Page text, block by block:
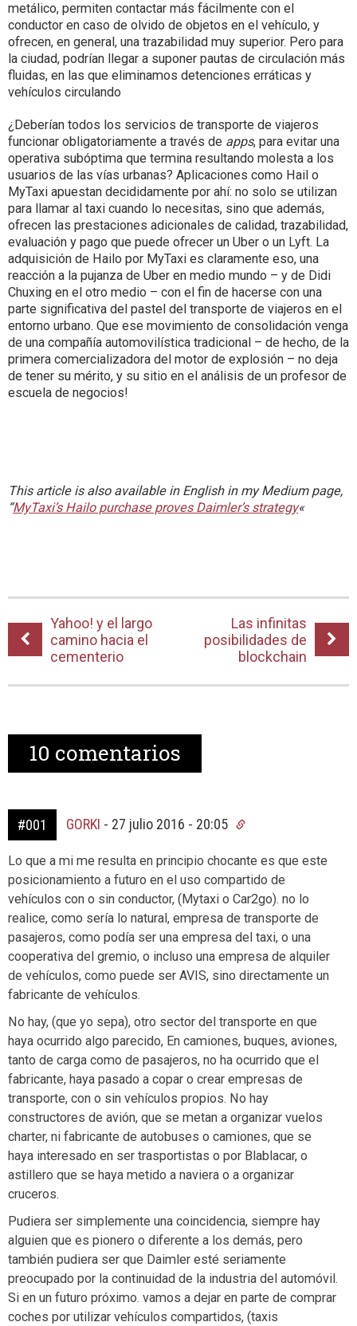
metálico, permiten contactar más fácilmente con el
conductor en caso de olvido de objetos en el vehículo, y
ofrecen, en general, una trazabilidad muy superior. Pero para
la ciudad, podrían llegar a suponer pautas de circulación más
fluidas, en las que eliminamos detenciones erráticas y
vehículos circulando
¿Deberían todos los servicios de transporte de viajeros
funcionar obligatoriamente a través de apps, para evitar una
operativa subóptima que termina resultando molesta a los
usuarios de las vías urbanas? Aplicaciones como Hail o
MyTaxi apuestan decididamente por ahí: no solo se utilizan
para llamar al taxi cuando lo necesitas, sino que además,
ofrecen las prestaciones adicionales de calidad, trazabilidad,
evaluación y pago que puede ofrecer un Uber o un Lyft. La
adquisición de Hailo por MyTaxi es claramente eso, una
reacción a la pujanza de Uber en medio mundo – y de Didi
Chuxing en el otro medio – con el fin de hacerse con una
parte significativa del pastel del transporte de viajeros en el
entorno urbano. Que ese movimiento de consolidación venga
de una compañía automovilística tradicional – de hecho, de la
primera comercializadora del motor de explosión – no deja
de tener su mérito, y su sitio en el análisis de un profesor de
escuela de negocios!
This article is also available in English in my Medium page,
“MyTaxi’s Hailo purchase proves Daimler’s strategy«
Yahoo! y el largo
camino hacia el
cementerio
Las infinitas
posibilidades de
blockchain
10 comentarios
#001 GORKI - 27 julio 2016 - 20:05
Lo que a mi me resulta en principio chocante es que este
posicionamiento a futuro en el uso compartido de
vehículos con o sin conductor, (Mytaxi o Car2go). no lo
realice, como sería lo natural, empresa de transporte de
pasajeros, como podía ser una empresa del taxi, o una
cooperativa del gremio, o incluso una empresa de alquiler
de vehículos, como puede ser AVIS, sino directamente un
fabricante de vehículos.
No hay, (que yo sepa), otro sector del transporte en que
haya ocurrido algo parecido, En camiones, buques, aviones,
tanto de carga como de pasajeros, no ha ocurrido que el
fabricante, haya pasado a copar o crear empresas de
transporte, con o sin vehículos propios. No hay
constructores de avión, que se metan a organizar vuelos
charter, ni fabricante de autobuses o camiones, que se
haya interesado en ser trasportistas o por Blablacar, o
astillero que se haya metido a naviera o a organizar
cruceros.
Pudiera ser simplemente una coincidencia, siempre hay
alguien que es pionero o diferente a los demás, pero
también pudiera ser que Daimler esté seriamente
preocupado por la continuidad de la industria del automóvil.
Si en un futuro próximo. vamos a dejar en parte de comprar
coches por utilizar vehículos compartidos, (taxis